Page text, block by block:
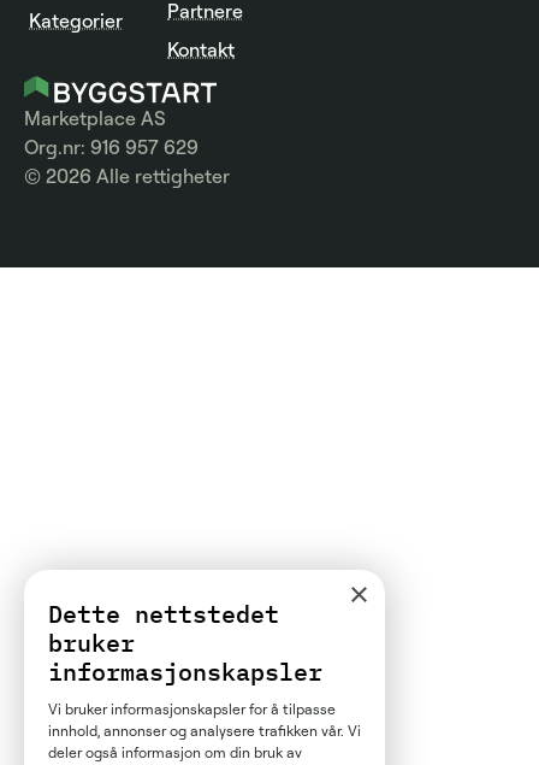
Marketplace AS
Org.nr: 916 957 629
© 2026 Alle rettigheter
Kategorier
Partnere
Kontakt
×
Dette nettstedet
bruker
informasjonskapsler
Vi bruker informasjonskapsler for å tilpasse
innhold, annonser og analysere trafikken vår. Vi
deler også informasjon om din bruk av